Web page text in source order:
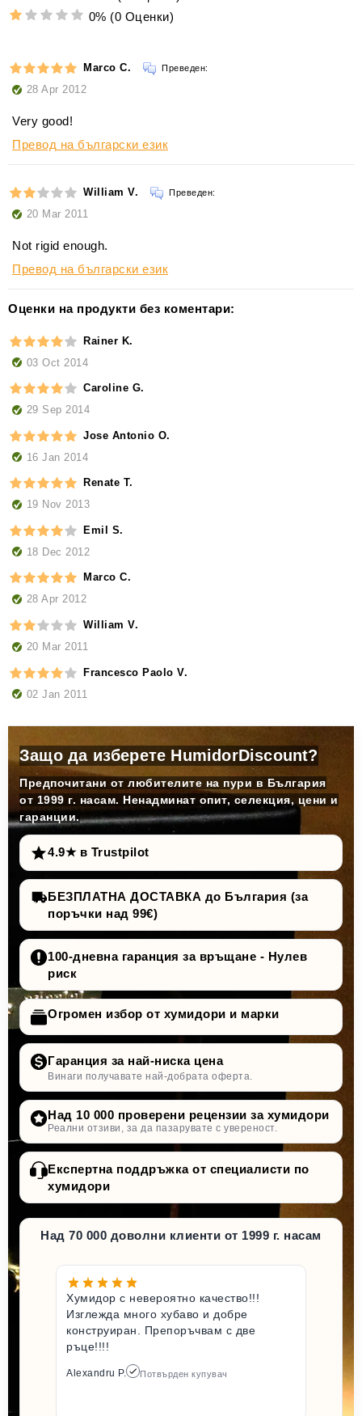
0% (0 Оценки)
Marco C. Преведен:
28 Apr 2012
Very good!
Превод на български език
William V. Преведен:
20 Mar 2011
Not rigid enough.
Превод на български език
Оценки на продукти без коментари:
Rainer K.
03 Oct 2014
Caroline G.
29 Sep 2014
Jose Antonio O.
16 Jan 2014
Renate T.
19 Nov 2013
Emil S.
18 Dec 2012
Marco C.
28 Apr 2012
William V.
20 Mar 2011
Francesco Paolo V.
02 Jan 2011
Защо да изберете HumidorDiscount?
Предпочитани от любителите на пури в България
от 1999 г. насам. Ненадминат опит, селекция, цени и
гаранции.
4.9★ в Trustpilot
БЕЗПЛАТНА ДОСТАВКА до България (за
поръчки над 99€)
100-дневна гаранция за връщане - Нулев
риск
Огромен избор от хумидори и марки
Гаранция за най-ниска цена
Винаги получавате най-добрата оферта.
Над 10 000 проверени рецензии за хумидори
Реални отзиви, за да пазарувате с увереност.
Експертна поддръжка от специалисти по
хумидори
Над 70 000 доволни клиенти от 1999 г. насам
Хумидор с невероятно качество!!!
Изглежда много хубаво и добре
конструиран. Препоръчвам с две
ръце!!!!
Alexandru P. Потвърден купувач